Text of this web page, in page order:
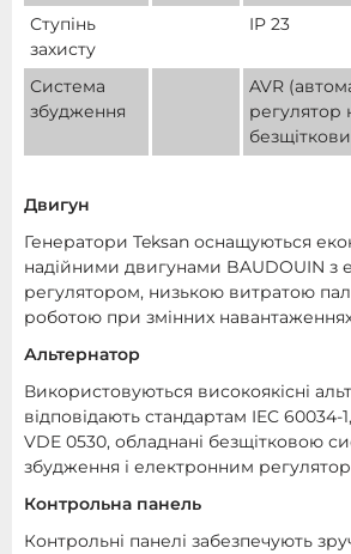
Ступінь
захисту
IP 23
Система
збудження
AVR
регулятор
Двигун
Генератори Teksan оснащуються
надійними двигунами BAUDOUIN з
регулятором, низькою витратою
роботою при змінних
Альтернатор
Використовуються високоякісні
відповідають стандартам IEC 60034-
VDE 0530, обладнані безщітковою
збудження і електронним
Контрольна панель
Контрольні панелі забезпечують